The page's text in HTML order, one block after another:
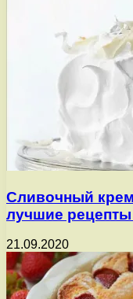
Сливочный
лучшие
21.09.2020